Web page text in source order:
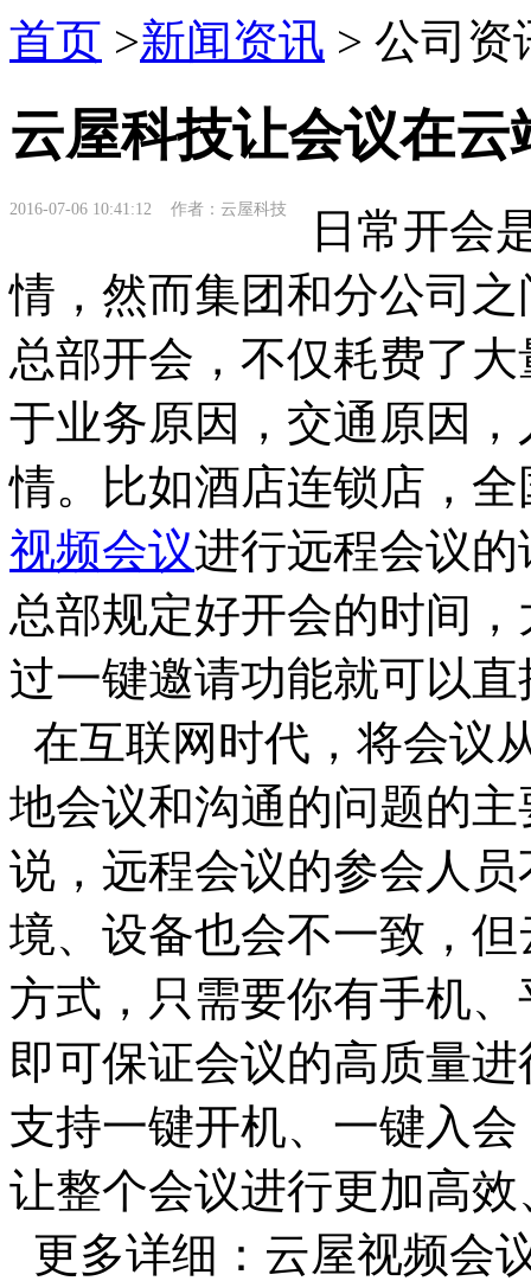
首页 >新闻资讯 > 公司资
云屋科技让会议在云
2016-07-06 10:41:12 作者：云屋科技
日常开会
情，然而集团和分公司
总部开会，不仅耗费了
于业务原因，交通原因
情。比如酒店连锁店，
视频会议进行远程会议
总部规定好开会的时间
过一键邀请功能就可以
在互联网时代，将会议
地会议和沟通的问题的
说，远程会议的参会人
境、设备也会不一致，
方式，只需要你有手机
即可保证会议的高质量
支持一键开机、一键入
让整个会议进行更加高
更多详细：云屋视频会